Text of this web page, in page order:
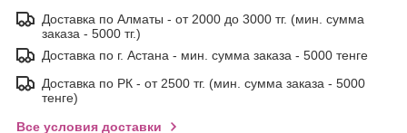
Доставка по Алматы - от 2000 до 3000 тг. (мин. сумма
заказа - 5000 тг.)
Доставка по г. Астана - мин. сумма заказа - 5000 тенге
Доставка по РК - от 2500 тг. (мин. сумма заказа - 5000
тенге)
Все условия доставки